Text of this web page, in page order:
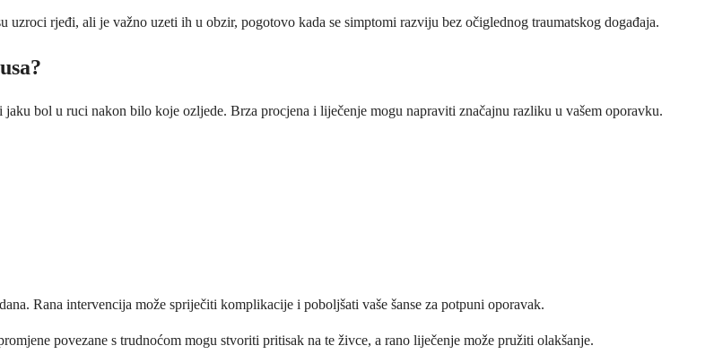
rjeđi, ali je važno uzeti ih u obzir, pogotovo kada se simptomi razviju bez očiglednog traumatskog događaja.
bol u ruci nakon bilo koje ozljede. Brza procjena i liječenje mogu napraviti značajnu razliku u vašem oporavku.
Rana intervencija može spriječiti komplikacije i poboljšati vaše šanse za potpuni oporavak.
povezane s trudnoćom mogu stvoriti pritisak na te živce, a rano liječenje može pružiti olakšanje.